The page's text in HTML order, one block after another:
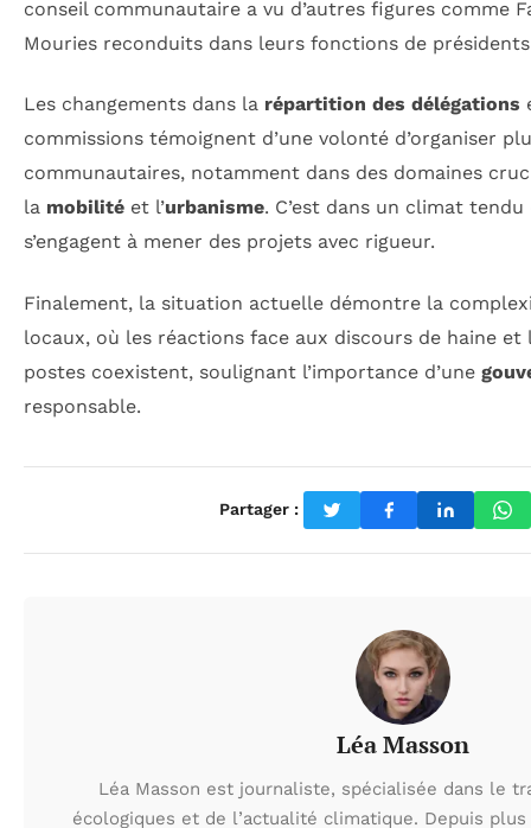
conseil communautaire a vu d’autres figures comme
Mouries reconduits dans leurs fonctions de
Les changements dans la répartition des délégations
commissions témoignent d’une volonté d’organiser
communautaires, notamment dans des domaines
la mobilité et l’urbanisme. C’est dans un climat
s’engagent à mener des projets avec rigueur.
Finalement, la situation actuelle démontre la
locaux, où les réactions face aux discours de haine
postes coexistent, soulignant l’importance d’une
responsable.
Partager :
Léa Masson
Léa Masson est journaliste, spécialisée dans le
écologiques et de l’actualité climatique. Depuis